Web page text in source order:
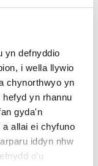
yn defnyddio
i wella llywio
chynorthwyo yn
yn rhannu
gyda'n
a allai ei chyfuno
iddyn nhw
o'u
Arfordir Cymru
mae rhywbeth
cyfan o fewn
ac efallai y gwelwch
cyffredin yn yr